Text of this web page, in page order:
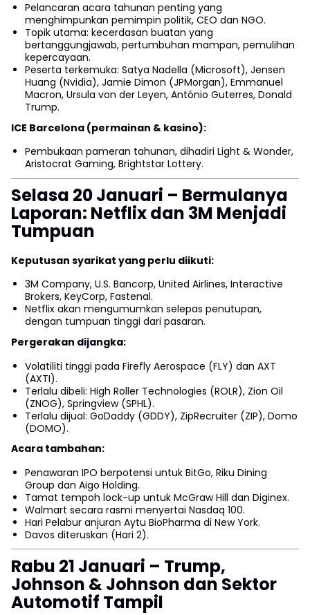
Pelancaran acara tahunan penting yang
menghimpunkan pemimpin politik, CEO dan NGO.
Topik utama: kecerdasan buatan yang
bertanggungjawab, pertumbuhan mampan, pemulihan
kepercayaan.
Peserta terkemuka: Satya Nadella (Microsoft), Jensen
Huang (Nvidia), Jamie Dimon (JPMorgan), Emmanuel
Macron, Ursula von der Leyen, António Guterres, Donald
Trump.
ICE Barcelona (permainan & kasino):
Pembukaan pameran tahunan, dihadiri Light & Wonder,
Aristocrat Gaming, Brightstar Lottery.
Selasa 20 Januari – Bermulanya
Laporan: Netflix dan 3M Menjadi
Tumpuan
Keputusan syarikat yang perlu diikuti:
3M Company, U.S. Bancorp, United Airlines, Interactive
Brokers, KeyCorp, Fastenal.
Netflix akan mengumumkan selepas penutupan,
dengan tumpuan tinggi dari pasaran.
Pergerakan dijangka:
Volatiliti tinggi pada Firefly Aerospace (FLY) dan AXT
(AXTI).
Terlalu dibeli: High Roller Technologies (ROLR), Zion Oil
(ZNOG), Springview (SPHL).
Terlalu dijual: GoDaddy (GDDY), ZipRecruiter (ZIP), Domo
(DOMO).
Acara tambahan:
Penawaran IPO berpotensi untuk BitGo, Riku Dining
Group dan Aigo Holding.
Tamat tempoh lock-up untuk McGraw Hill dan Diginex.
Walmart secara rasmi menyertai Nasdaq 100.
Hari Pelabur anjuran Aytu BioPharma di New York.
Davos diteruskan (Hari 2).
Rabu 21 Januari – Trump,
Johnson & Johnson dan Sektor
Automotif Tampil